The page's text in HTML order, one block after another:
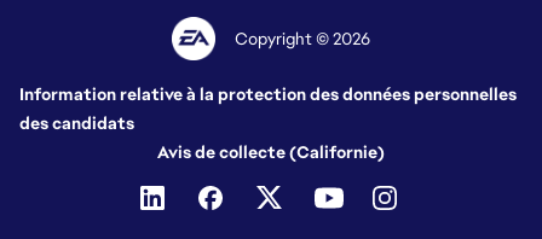
Copyright © 2026
Information relative à la protection des données personnelles
des candidats
Avis de collecte (Californie)